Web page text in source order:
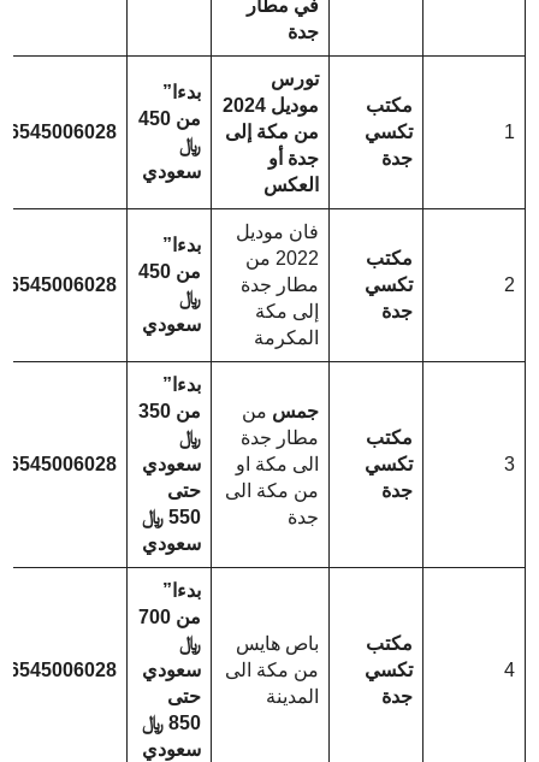
في مطار
جدة
1
مكتب
تكسي
جدة
تورس
موديل 2024
من مكة إلى
جدة أو
العكس
بدءا”
من 450
﷼
سعودي
2
مكتب
تكسي
جدة
فان موديل
2022 من
مطار جدة
إلى مكة
المكرمة
بدءا”
من 450
﷼
سعودي
3
مكتب
تكسي
جدة
جمس من
مطار جدة
الى مكة او
من مكة الى
جدة
بدءا”
من 350
﷼
سعودي
حتى
550 ﷼
سعودي
4
مكتب
تكسي
جدة
باص هايس
من مكة الى
المدينة
بدءا”
من 700
﷼
سعودي
حتى
850 ﷼
سعودي